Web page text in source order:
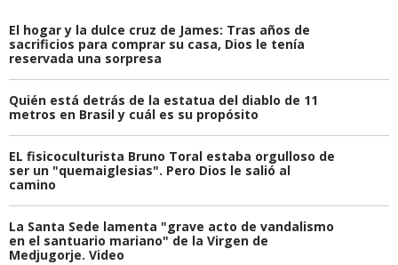
El hogar y la dulce cruz de James: Tras años de
sacrificios para comprar su casa, Dios le tenía
reservada una sorpresa
Quién está detrás de la estatua del diablo de 11
metros en Brasil y cuál es su propósito
EL fisicoculturista Bruno Toral estaba orgulloso de
ser un "quemaiglesias". Pero Dios le salió al
camino
La Santa Sede lamenta "grave acto de vandalismo
en el santuario mariano" de la Virgen de
Medjugorje. Video